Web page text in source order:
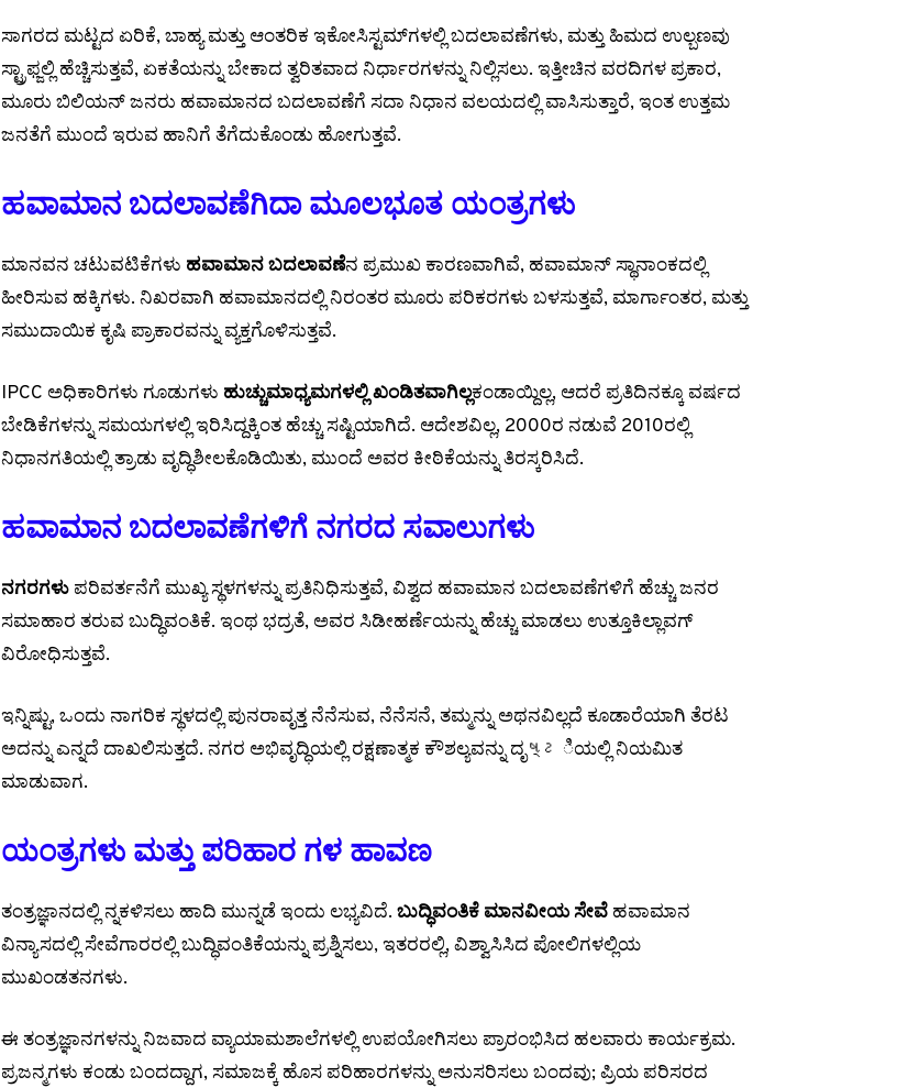
ಸಾಗರದ ಮಟ್ಟದ ಏರಿಕೆ, ಬಾಹ್ಯ ಮತ್ತು ಆಂತರಿಕ ಇಕೋಸಿಸ್ಟಮ್‌ಗಳಲ್ಲಿ ಬದಲಾವಣೆಗಳು, ಮತ್ತು ಹಿಮದ ಉಲ್ಬಣವು
ಸ್ಟ್ರಾಫ್ಜಲ್ಲಿ ಹೆಚ್ಚಿಸುತ್ತವೆ, ಏಕತೆಯನ್ನು ಬೇಕಾದ ತ್ವರಿತವಾದ ನಿರ್ಧಾರಗಳನ್ನು ನಿಲ್ಲಿಸಲು. ಇತ್ತೀಚಿನ ವರದಿಗಳ ಪ್ರಕಾರ,
ಮೂರು ಬಿಲಿಯನ್ ಜನರು ಹವಾಮಾನದ ಬದಲಾವಣೆಗೆ ಸದಾ ನಿಧಾನ ವಲಯದಲ್ಲಿ ವಾಸಿಸುತ್ತಾರೆ, ಇಂತ ಉತ್ತಮ
ಜನತೆಗೆ ಮುಂದೆ ಇರುವ ಹಾನಿಗೆ ತೆಗೆದುಕೊಂಡು ಹೋಗುತ್ತವೆ.
ಹವಾಮಾನ ಬದಲಾವಣೆಗಿದಾ ಮೂಲಭೂತ ಯಂತ್ರಗಳು
ಮಾನವನ ಚಟುವಟಿಕೆಗಳು ಹವಾಮಾನ ಬದಲಾವಣೆನ ಪ್ರಮುಖ ಕಾರಣವಾಗಿವೆ, ಹವಾಮಾನ್ ಸ್ಥಾನಾಂಕದಲ್ಲಿ
ಹೀರಿಸುವ ಹಕ್ಕಿಗಳು. ನಿಖರವಾಗಿ ಹವಾಮಾನದಲ್ಲಿ ನಿರಂತರ ಮೂರು ಪರಿಕರಗಳು ಬಳಸುತ್ತವೆ, ಮಾರ್ಗಾಂತರ, ಮತ್ತು
ಸಮುದಾಯಿಕ ಕೃಷಿ ಪ್ರಾಕಾರವನ್ನು ವ್ಯಕ್ತಗೊಳಿಸುತ್ತವೆ.
IPCC ಅಧಿಕಾರಿಗಳು ಗೂಡುಗಳು ಹುಚ್ಚುಮಾಧ್ಯಮಗಳಲ್ಲಿ ಖಂಡಿತವಾಗಿಲ್ಲಕಂಡಾಯ್ದಿಲ್ಲ, ಆದರೆ ಪ್ರತಿದಿನಕ್ಕೂ ವರ್ಷದ
ಬೇಡಿಕೆಗಳನ್ನು ಸಮಯಗಳಲ್ಲಿ ಇರಿಸಿದ್ದಕ್ಕಿಂತ ಹೆಚ್ಚು ಸಷ್ಟಿಯಾಗಿದೆ. ಆದೇಶವಿಲ್ಲ, 2000ರ ನಡುವೆ 2010ರಲ್ಲಿ
ನಿಧಾನಗತಿಯಲ್ಲಿ ತ್ರಾಡು ವೃದ್ಧಿಶೀಲಕೊಡಿಯಿತು, ಮುಂದೆ ಅವರ ಕೀಠಿಕೆಯನ್ನು ತಿರಸ್ಕರಿಸಿದೆ.
ಹವಾಮಾನ ಬದಲಾವಣೆಗಳಿಗೆ ನಗರದ ಸವಾಲುಗಳು
ನಗರಗಳು ಪರಿವರ್ತನೆಗೆ ಮುಖ್ಯ ಸ್ಥಳಗಳನ್ನು ಪ್ರತಿನಿಧಿಸುತ್ತವೆ, ವಿಶ್ವದ ಹವಾಮಾನ ಬದಲಾವಣೆಗಳಿಗೆ ಹೆಚ್ಚು ಜನರ
ಸಮಾಹಾರ ತರುವ ಬುದ್ಧಿವಂತಿಕೆ. ಇಂಥ ಭದ್ರತೆ, ಅವರ ಸಿಡೀಹರ್ಣೆಯನ್ನು ಹೆಚ್ಚು ಮಾಡಲು ಉತ್ತೂಕಿಲ್ಲಾವಗ್
ವಿರೋಧಿಸುತ್ತವೆ.
ಇನ್ನಿಷ್ಟು, ಒಂದು ನಾಗರಿಕ ಸ್ಥಳದಲ್ಲಿ ಪುನರಾವೃತ್ತ ನೆನೆಸುವ, ನೆನೆಸನೆ, ತಮ್ಮನ್ನು ಅಥನವಿಲ್ಲದೆ ಕೂಡಾರೆಯಾಗಿ ತೆರಟ
ಅದನ್ನು ಎನ್ನದೆ ದಾಖಲಿಸುತ್ತದೆ. ನಗರ ಅಭಿವೃದ್ಧಿಯಲ್ಲಿ ರಕ್ಷಣಾತ್ಮಕ ಕೌಶಲ್ಯವನ್ನು ದೃષ્ટಿಯಲ್ಲಿ ನಿಯಮಿತ
ಮಾಡುವಾಗ.
ಯಂತ್ರಗಳು ಮತ್ತು ಪರಿಹಾರ ಗಳ ಹಾವಣ
ತಂತ್ರಜ್ಞಾನದಲ್ಲಿ ನ್ನಕಳಿಸಲು ಹಾದಿ ಮುನ್ನಡೆ ಇಂದು ಲಭ್ಯವಿದೆ.ಬುದ್ಧಿವಂತಿಕೆ ಮಾನವೀಯ ಸೇವೆ ಹವಾಮಾನ
ವಿನ್ಯಾಸದಲ್ಲಿ ಸೇವೆಗಾರರಲ್ಲಿ ಬುದ್ಧಿವಂತಿಕೆಯನ್ನು ಪ್ರಶ್ನಿಸಲು, ಇತರರಲ್ಲಿ, ವಿಶ್ವಾಸಿಸಿದ ಪೋಲಿಗಳಲ್ಲಿಯ
ಮುಖಂಡತನಗಳು.
ಈ ತಂತ್ರಜ್ಞಾನಗಳನ್ನು ನಿಜವಾದ ವ್ಯಾಯಾಮಶಾಲೆಗಳಲ್ಲಿ ಉಪಯೋಗಿಸಲು ಪ್ರಾರಂಭಿಸಿದ ಹಲವಾರು ಕಾರ್ಯಕ್ರಮ.
ಪ್ರಜನ್ಮಗಳು ಕಂಡು ಬಂದದ್ದಾಗ, ಸಮಾಜಕ್ಕೆ ಹೊಸ ಪರಿಹಾರಗಳನ್ನು ಅನುಸರಿಸಲು ಬಂದವು; ಪ್ರಿಯ ಪರಿಸರದ